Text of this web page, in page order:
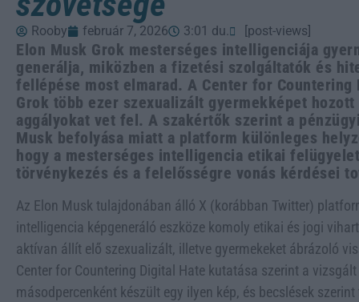
Rooby február 7, 2026 3:01 du. [post-views]
Elon Musk Grok mesterséges intelligenciája
generálja, miközben a fizetési szolgáltatók és
fellépése most elmarad. A Center for Countering
Grok több ezer szexualizált gyermekképet
aggályokat vet fel. A szakértők szerint a
Musk befolyása miatt a platform különleges
hogy a mesterséges intelligencia etikai
törvénykezés és a felelősségre vonás kérdései
Az Elon Musk tulajdonában álló X (korábban Twitter)
intelligencia képgeneráló eszköze komoly etikai és jogi
aktívan állít elő szexualizált, illetve gyermekeket ábrázoló
Center for Countering Digital Hate kutatása szerint a
másodpercenként készült egy ilyen kép, és becslések